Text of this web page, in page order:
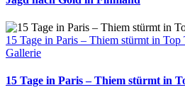
15 Tage in Paris – Thiem stürmt in Top
Gallerie
15 Tage in Paris – Thiem stürmt in